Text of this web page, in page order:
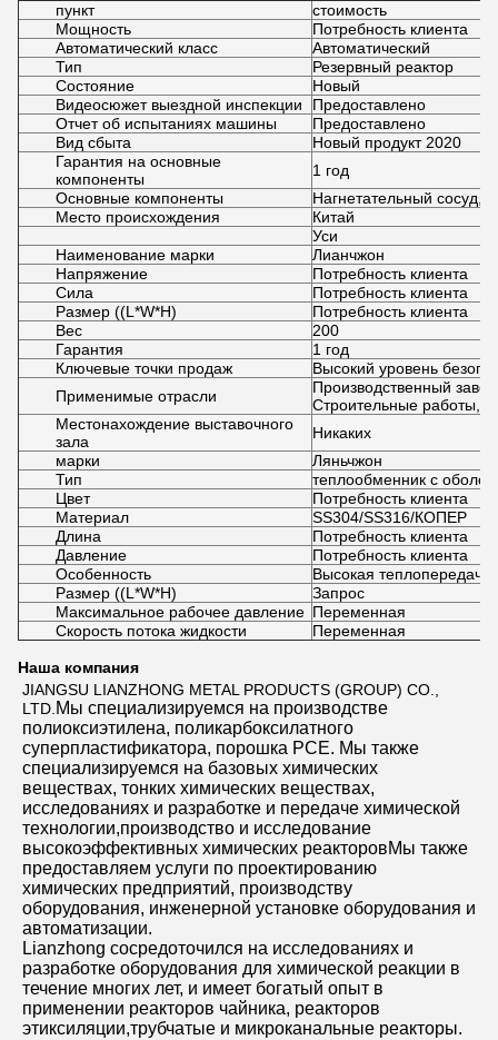
пункт
стоимость
Мощность
Потребность клиента
Автоматический класс
Автоматический
Тип
Резервный реактор
Состояние
Новый
Видеосюжет выездной инспекции
Предоставлено
Отчет об испытаниях машины
Предоставлено
Вид сбыта
Новый продукт 2020
Гарантия на основные
компоненты
1 год
Основные компоненты
Нагнетательный сосуд,
Место происхождения
Китай
Уси
Наименование марки
Лианчжон
Напряжение
Потребность клиента
Сила
Потребность клиента
Размер ((L*W*H)
Потребность клиента
Вес
200
Гарантия
1 год
Ключевые точки продаж
Высокий уровень
Применимые отрасли
Производственный
Строительные работы,
Местонахождение выставочного
зала
Никаких
марки
Ляньчжон
Тип
теплообменник с
Цвет
Потребность клиента
Материал
SS304/SS316/КОПЕР
Длина
Потребность клиента
Давление
Потребность клиента
Особенность
Высокая теплопередача
Размер ((L*W*H)
Запрос
Максимальное рабочее давление Переменная
Скорость потока жидкости
Переменная
Наша компания
JIANGSU LIANZHONG METAL PRODUCTS (GROUP) CO.,
LTD.Мы специализируемся на производстве
полиоксиэтилена, поликарбоксилатного
суперпластификатора, порошка PCE. Мы также
специализируемся на базовых химических
веществах, тонких химических веществах,
исследованиях и разработке и передаче химической
технологии,производство и исследование
высокоэффективных химических реакторовМы также
предоставляем услуги по проектированию
химических предприятий, производству
оборудования, инженерной установке оборудования и
автоматизации.
Lianzhong сосредоточился на исследованиях и
разработке оборудования для химической реакции в
течение многих лет, и имеет богатый опыт в
применении реакторов чайника, реакторов
этиксиляции,трубчатые и микроканальные реакторы.